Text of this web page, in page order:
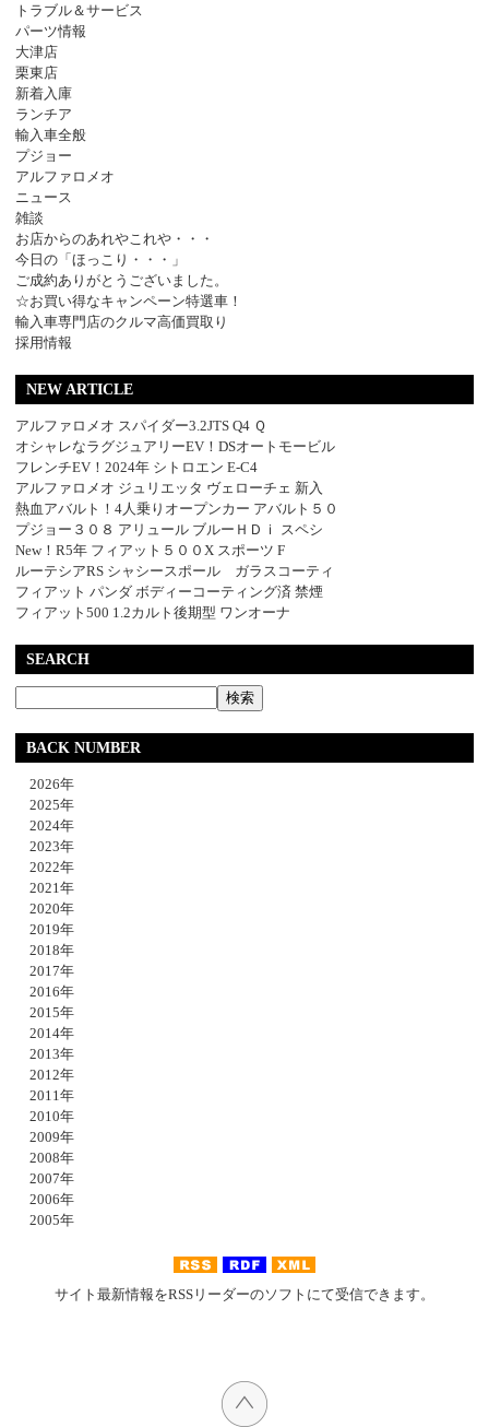
トラブル＆サービス
パーツ情報
大津店
栗東店
新着入庫
ランチア
輸入車全般
プジョー
アルファロメオ
ニュース
雑談
お店からのあれやこれや・・・
今日の「ほっこり・・・」
ご成約ありがとうございました。
☆お買い得なキャンペーン特選車！
輸入車専門店のクルマ高価買取り
採用情報
NEW ARTICLE
アルファロメオ スパイダー3.2JTS Q4 Ｑ
オシャレなラグジュアリーEV！DSオートモービル
フレンチEV！2024年 シトロエン E-C4
アルファロメオ ジュリエッタ ヴェローチェ 新入
熱血アバルト！4人乗りオープンカー アバルト５０
プジョー３０８ アリュール ブルーＨＤｉ スペシ
New！R5年 フィアット５００X スポーツ F
ルーテシアRS シャシースポール ガラスコーティ
フィアット パンダ ボディーコーティング済 禁煙
フィアット500 1.2カルト後期型 ワンオーナ
SEARCH
BACK NUMBER
2026年
2025年
2024年
2023年
2022年
2021年
2020年
2019年
2018年
2017年
2016年
2015年
2014年
2013年
2012年
2011年
2010年
2009年
2008年
2007年
2006年
2005年
サイト最新情報をRSSリーダーのソフトにて受信できます。